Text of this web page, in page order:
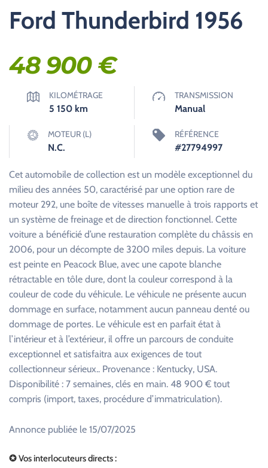
Ford Thunderbird 1956
48 900€
KILOMÉTRAGE
5 150 km
TRANSMISSION
Manual
MOTEUR (L)
N.C.
RÉFÉRENCE
#27794997
Cet automobile de collection est un modèle exceptionnel du
milieu des années 50, caractérisé par une option rare de
moteur 292, une boîte de vitesses manuelle à trois rapports et
un système de freinage et de direction fonctionnel. Cette
voiture a bénéficié d’une restauration complète du châssis en
2006, pour un décompte de 3200 miles depuis. La voiture
est peinte en Peacock Blue, avec une capote blanche
rétractable en tôle dure, dont la couleur correspond à la
couleur de code du véhicule. Le véhicule ne présente aucun
dommage en surface, notamment aucun panneau denté ou
dommage de portes. Le véhicule est en parfait état à
l’intérieur et à l’extérieur, il offre un parcours de conduite
exceptionnel et satisfaitra aux exigences de tout
collectionneur sérieux.. Provenance : Kentucky, USA.
Disponibilité : 7 semaines, clés en main. 48 900 € tout
compris (import, taxes, procédure d’immatriculation).
Annonce publiée le 15/07/2025
✪ Vos interlocuteurs directs :